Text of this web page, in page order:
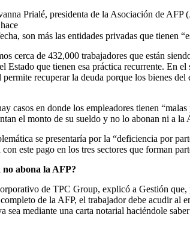
Prialé, presidenta de la Asociación de AFP
son más las entidades privadas que tienen
cerca de 432,000 trabajadores que están
Estado que tienen esa práctica recurrente. En
recuperar la deuda porque los bienes del
casos en donde los empleadores tienen
el monto de su sueldo y no lo abonan ni a la
se presentaría por la “deficiencia por
este pago en los tres sectores que forman
no abona la AFP?
de TPC Group, explicó a Gestión
de la AFP, el trabajador debe acudir al
sea mediante una carta notarial haciéndole